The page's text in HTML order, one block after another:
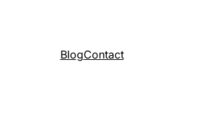
BlogContact